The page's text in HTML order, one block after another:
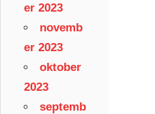
er 2023
novemb
er 2023
oktober
2023
septemb